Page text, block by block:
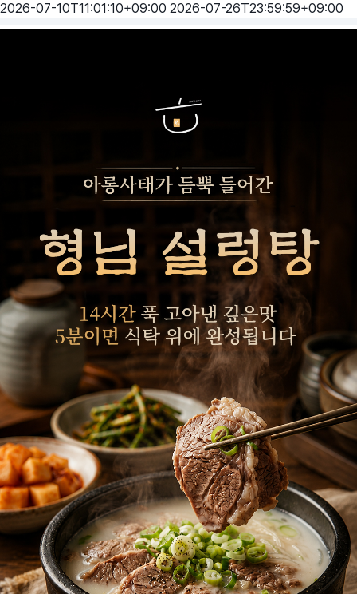
2026-07-10T11:01:10+09:00 2026-07-26T23:59:59+09:00